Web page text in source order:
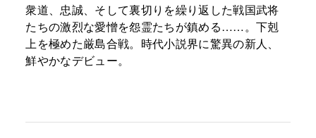
衆道、忠誠、そして裏切りを繰り返した戦国武将
たちの激烈な愛憎を怨霊たちが鎮める……。下剋
上を極めた厳島合戦。時代小説界に驚異の新人、
鮮やかなデビュー。